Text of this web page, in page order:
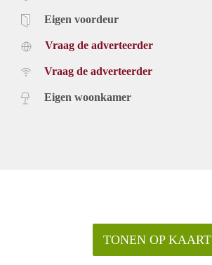
Eigen voordeur
Vraag de adverteerder
Vraag de adverteerder
Eigen woonkamer
TONEN OP KAART